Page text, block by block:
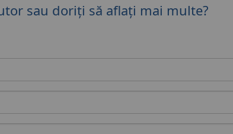
sau doriți să aflați mai multe?